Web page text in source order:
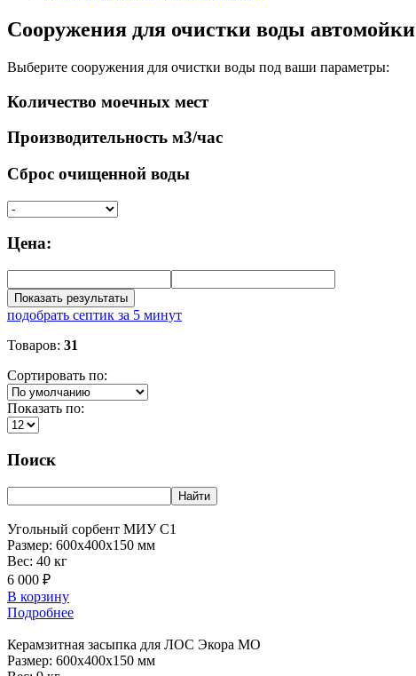
Сооружения для очистки воды автомойки
Выберите сооружения для очистки воды под ваши параметры:
Количество моечных мест
Производительность м3/час
Сброс очищенной воды
Цена:
Показать результаты
подобрать септик за 5 минут
Товаров: 31
Сортировать по:
Показать по:
Поиск
Найти
Угольный сорбент МИУ С1
Размер: 600x400x150 мм
Вес: 40 кг
6 000 ₽
В корзину
Подробнее
Керамзитная засыпка для ЛОС Экора МО
Размер: 600x400x150 мм